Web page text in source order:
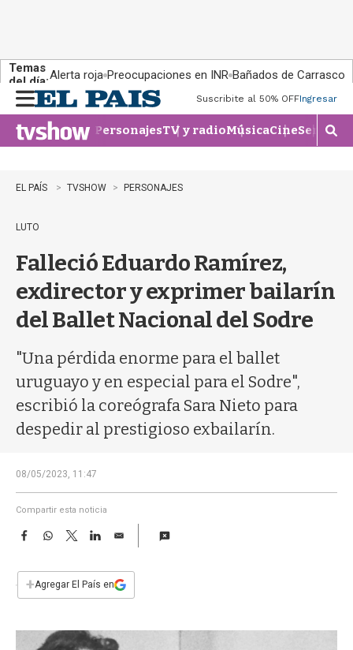
Temas
del día:Alerta roja Preocupaciones en INR Bañados de Carrasco
n
u
Suscribite al 50% OFFIngresar
PersonajesTV y radioMúsicaCineSeries
M
o
q
EL PAÍS TVSHOW PERSONAJES
LUTO
Falleció Eduardo Ramírez,
exdirector y exprimer bailarín
del Ballet Nacional del Sodre
"Una pérdida enorme para el ballet
uruguayo y en especial para el Sodre",
escribió la coreógrafa Sara Nieto para
despedir al prestigioso exbailarín.
08/05/2023, 11:47
Compartir esta noticia
F
e
b
W
s
p
T
w
t
L
n
E
i
l
+Agregar El País en